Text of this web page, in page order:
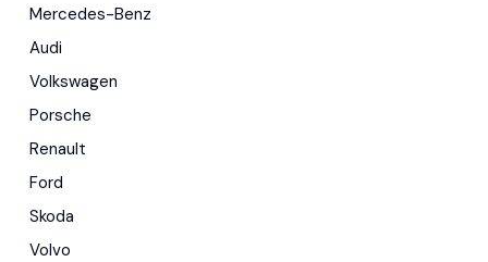
Mercedes-Benz
Audi
Volkswagen
Porsche
Renault
Ford
Skoda
Volvo